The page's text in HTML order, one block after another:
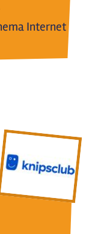
Internet